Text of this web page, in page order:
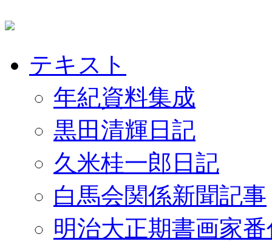
テキスト
年紀資料集成
黒田清輝日記
久米桂一郎日記
白馬会関係新聞記事
明治大正期書画家